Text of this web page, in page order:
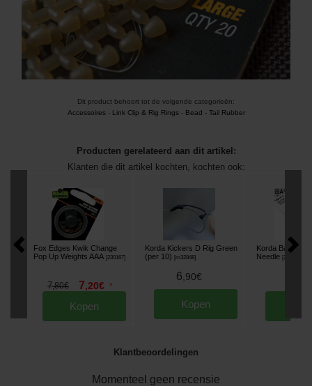
Dit product behoort tot de volgende categorieën:
Accessoires- Link Clip & Rig Rings- Bead - Tail Rubber
Producten gerelateerd aan dit artikel:
Klanten die dit artikel kochten, kochten ook:
Fox Edges Kwik Change
Pop Up Weights AAA [230167]
7,80€ 7,20€ *
Kopen
Korda Kickers D Rig Green
(per 10)
[m32848]
6 90€
Kopen
Korda Basix
Needle [233630
Klantbeoordelingen
Momenteel geen recensie